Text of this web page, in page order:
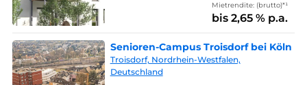
Mietrendite: (brutto)*¹
bis 2,65 % p.a.
Senioren-Campus Troisdorf bei Köln
Troisdorf, Nordrhein-Westfalen,
Deutschland